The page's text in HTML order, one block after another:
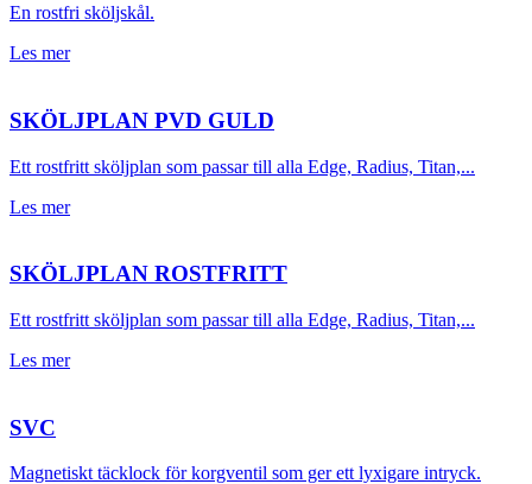
En rostfri sköljskål.
Les mer
SKÖLJPLAN PVD GULD
Ett rostfritt sköljplan som passar till alla Edge, Radius, Titan,...
Les mer
SKÖLJPLAN ROSTFRITT
Ett rostfritt sköljplan som passar till alla Edge, Radius, Titan,...
Les mer
SVC
Magnetiskt täcklock för korgventil som ger ett lyxigare intryck.